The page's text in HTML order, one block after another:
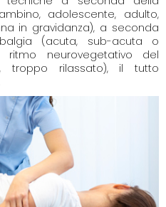
adolescente, adulto,
in gravidanza), a seconda
(acuta, sub-acuta o
neurovegetativo del
troppo rilassato), il tutto